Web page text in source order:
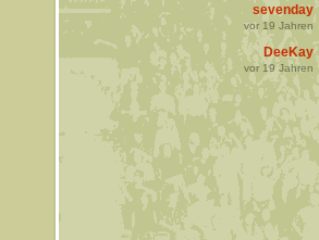
sevenday
vor 19 Jahren
DeeKay
vor 19Jahren